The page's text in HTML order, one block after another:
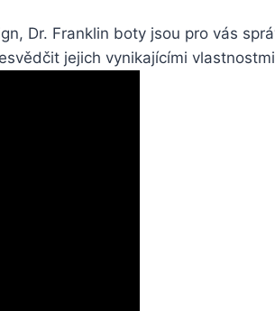
‍Dr. Franklin boty​ jsou⁤ pro vás
jejich vynikajícími​